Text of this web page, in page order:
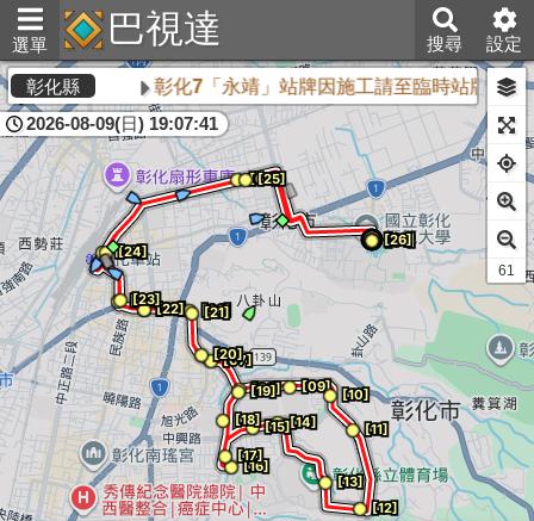
選單 巴視達 搜尋 設定
彰化縣 彰化7「永靖」站牌因施工請至臨時站牌乘車
2026-08-09(日) 19:07:41
60